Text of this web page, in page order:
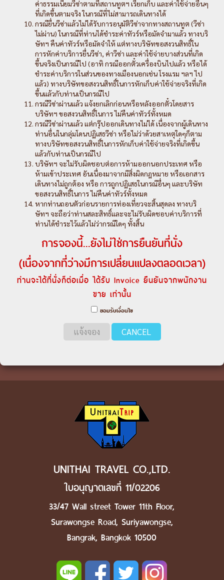
ค่าธรรมเนียมวีซ่าตามที่สถานทูตฯ เรียกเก็บ และค่าใช้จ่ายอื่นๆ
ที่เกิดขึ้นตามจริง ในกรณีที่ไม่สามารถเดินทางได้
กรณียื่นวีซ่าแล้วไม่ได้รับการอนุมัติวีซ่าจากทางสถานทูต (วีซ่า
ไม่ผ่าน) ในกรณีที่ท่านได้ชำระค่าทัวร์หรือมัดจำมาแล้ว ทางบริ
ษัทฯ คืนค่าทัวร์หรือมัดจำให้ แต่ทางบริษัทขอสงวนสิทธิ์ใน
การหักค่าบริการยื่นวีซ่า, ค่าวีซ่า และค่าใช้จ่ายบางส่วนที่เกิด
ขึ้นจริงเป็นกรณีไป (อาทิ กรณีออกตั๋วเครื่องบินไปแล้ว หรือได้
ชำระค่าบริการในส่วนของทางเมืองนอกเช่น โรงแรม ฯลฯ ไป
แล้ว) ทางบริษัทขอสงวนสิทธิ์ในการหักเก็บค่าใช้จ่ายจริงที่เกิด
ขึ้นแล้วกับท่านเป็นกรณีไป
กรณีวีซ่าผ่านแล้ว แจ้งยกเลิกก่อนหรือหลังออกตั๋วโดยสาร
บริษัทฯ ขอสงวนสิทธิ์ในการ ไม่คืนค่าทัวร์ทั้งหมด
กรณีวีซ่าผ่านแล้ว แต่กรุ๊ปออกเดินทางไม่ได้ เนื่องจากผู้เดินทาง
ท่านอื่นในกลุ่มโดนปฏิเสธวีซ่า หรือไม่ว่าด้วยสาเหตุใดๆก็ตาม
ทางบริษัทขอสงวนสิทธิ์ในการหักเก็บค่าใช้จ่ายจริงที่เกิดขึ้น
แล้วกับท่านเป็นกรณีไป
บริษัทฯ จะไม่รับผิดชอบต่อการห้ามออกนอกประเทศ หรือ
ห้ามเข้าประเทศ อันเนื่องมาจากมีสิ่งผิดกฎหมาย หรือเอกสาร
เดินทางไม่ถูกต้อง หรือ การถูกปฏิเสธในกรณีอื่นๆ และบริษัท
ขอสงวนสิทธิ์ในการ ไม่คืนค่าทัวร์ทั้งหมด
หากท่านถอนตัวก่อนรายการท่องเที่ยวจะสิ้นสุดลง ทางบริ
ษัทฯ จะถือว่าท่านสละสิทธิ์และจะไม่รับผิดชอบค่าบริการที่
ท่านได้ชำระไว้แล้วไม่ว่ากรณีใดๆ ทั้งสิ้น
การจองนี้...ยังไม่ใช่การยืนยันที่นั่ง
(เนื่องจากที่ว่างมีการเปลี่ยนแปลงตลอดเวลา)
ท่านจะได้ที่นั่งก็ต่อเมื่อ ได้รับ Invoice ยืนยันจากพนักงาน
ขาย เท่านั้น
ยอมรับเงื่อนไข
แจ้งจอง CANCEL
UNITHAI TRAVEL CO.,LTD.
ใบอนุญาตเลขที่ 11/02206
33/47 Wall street Tower 11th Floor,
Surawongse Road, Suriyawongse,
Bangrak, Bangkok 10500